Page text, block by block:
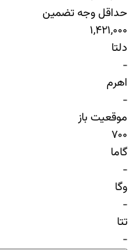
حداقل وجه تضمین
1,421,000
دلتا
-
اهرم
-
موقعیت باز
700
گاما
-
وگا
-
تتا
-